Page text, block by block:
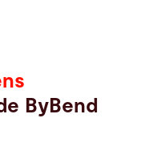
ByBend